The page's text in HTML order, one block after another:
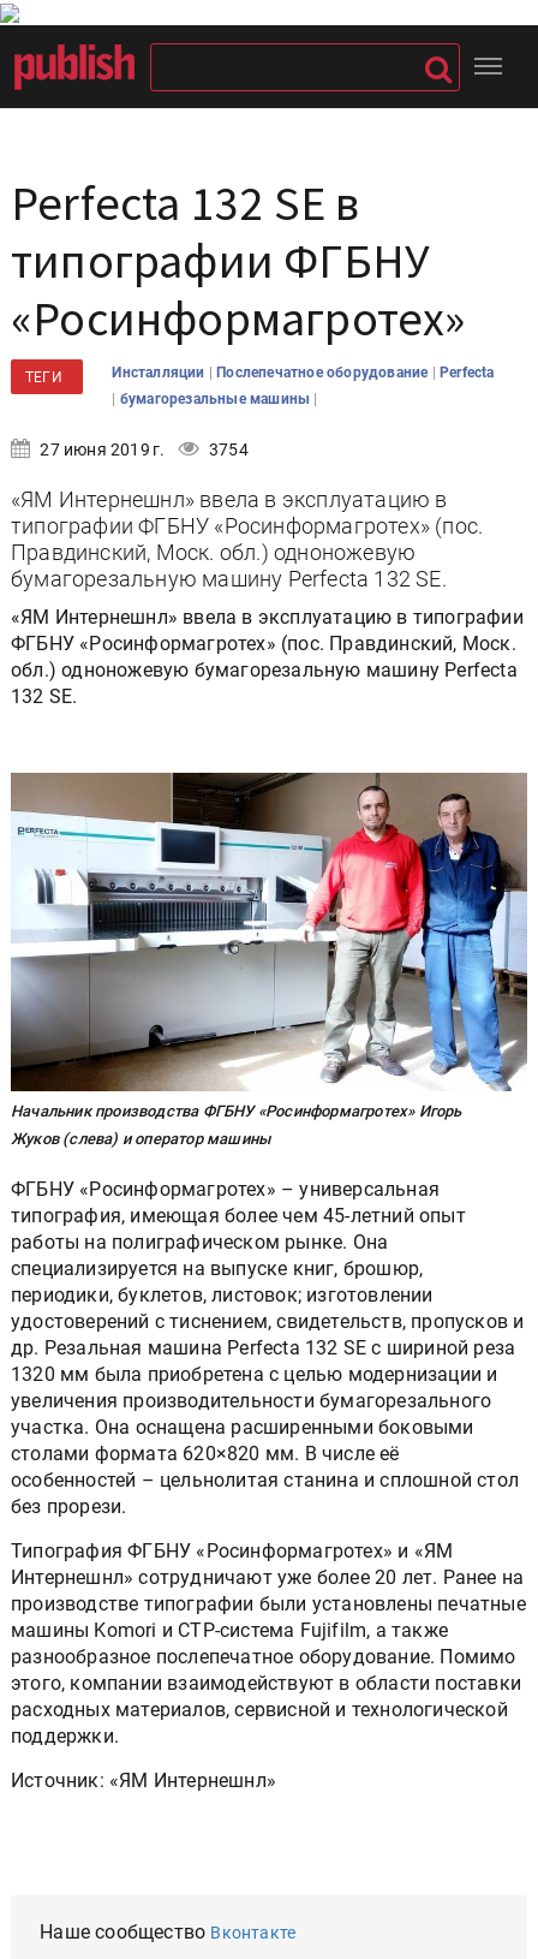
Perfecta 132 SE в
типографии ФГБНУ
«Росинформагротех»
ТЕГИ Инсталляции |Послепечатное оборудование |Perfecta
| бумагорезальные машины |
27 июня 2019 г. 3754
«ЯМ Интернешнл» ввела в эксплуатацию в
типографии ФГБНУ «Росинформагротех» (пос.
Правдинский, Моск. обл.) одноножевую
бумагорезальную машину Perfecta 132 SE.
«ЯМ Интернешнл» ввела в эксплуатацию в типографии
ФГБНУ «Росинформагротех» (пос. Правдинский, Моск.
обл.) одноножевую бумагорезальную машину Perfecta
132 SE.
Начальник производства ФГБНУ «Росинформагротех» Игорь
Жуков (слева) и оператор машины
ФГБНУ «Росинформагротех» – универсальная
типография, имеющая более чем 45-летний опыт
работы на полиграфическом рынке. Она
специализируется на выпуске книг, брошюр,
периодики, буклетов, листовок; изготовлении
удостоверений с тиснением, свидетельств, пропусков и
др. Резальная машина Perfecta 132 SE c шириной реза
1320 мм была приобретена с целью модернизации и
увеличения производительности бумагорезального
участка. Она оснащена расширенными боковыми
столами формата 620×820 мм. В числе её
особенностей – цельнолитая станина и сплошной стол
без прорези.
Типография ФГБНУ «Росинформагротех» и «ЯМ
Интернешнл» сотрудничают уже более 20 лет. Ранее на
производстве типографии были установлены печатные
машины Komori и CTP-система Fujifilm, а также
разнообразное послепечатное оборудование. Помимо
этого, компании взаимодействуют в области поставки
расходных материалов, сервисной и технологической
поддержки.
Источник: «ЯМ Интернешнл»
Наше сообщество Вконтакте